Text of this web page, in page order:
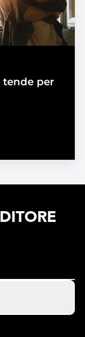
tende per
WINDOW